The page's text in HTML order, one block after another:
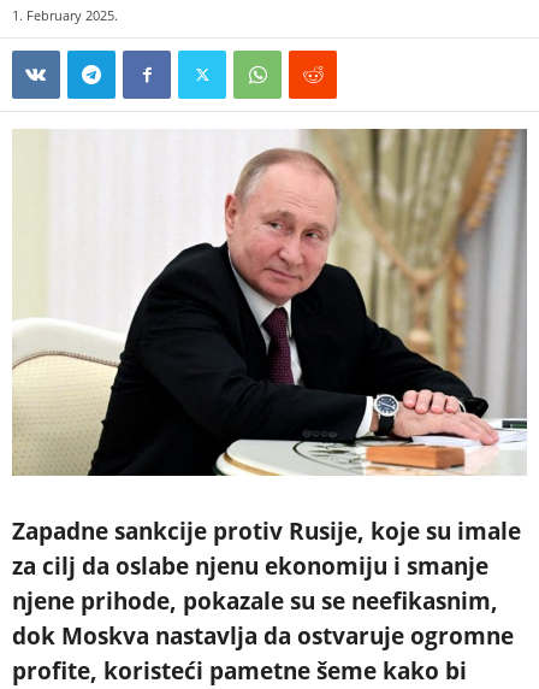
1. February 2025.
Zapadne sankcije protiv Rusije, koje su imale
za cilj da oslabe njenu ekonomiju i smanje
njene prihode, pokazale su se neefikasnim,
dok Moskva nastavlja da ostvaruje ogromne
profite, koristeći pametne šeme kako bi